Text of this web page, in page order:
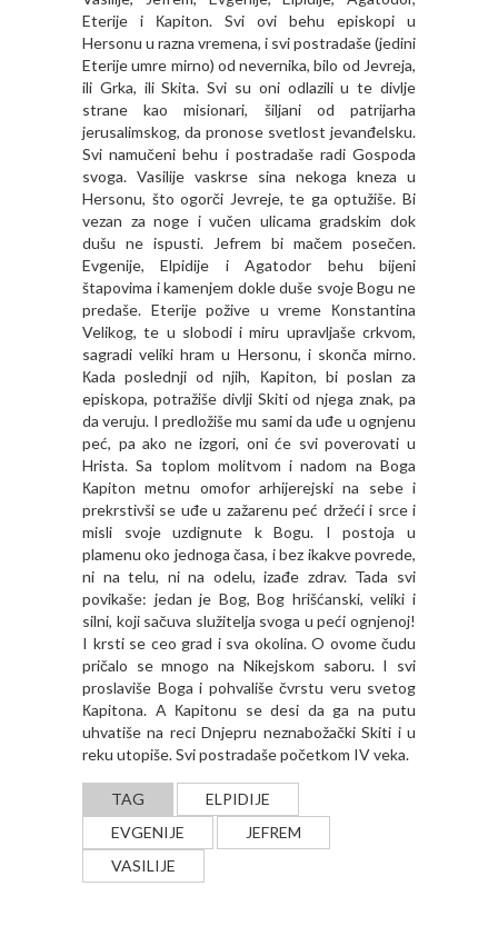
Eterije i Кapiton. Svi ovi behu episkopi u
Hersonu u razna vremena, i svi postradaše (jedini
Eterije umre mirno) od nevernika, bilo od Jevreja,
ili Grka, ili Skita. Svi su oni odlazili u te divlje
strane kao misionari, šiljani od patrijarha
jerusalimskog, da pronose svetlost jevanđelsku.
Svi namučeni behu i postradaše radi Gospoda
svoga. Vasilije vaskrse sina nekoga kneza u
Hersonu, što ogorči Jevreje, te ga optužiše. Bi
vezan za noge i vučen ulicama gradskim dok
dušu ne ispusti. Jefrem bi mačem posečen.
Evgenije, Elpidije i Agatodor behu bijeni
štapovima i kamenjem dokle duše svoje Bogu ne
predaše. Eterije požive u vreme Кonstantina
Velikog, te u slobodi i miru upravljaše crkvom,
sagradi veliki hram u Hersonu, i skonča mirno.
Кada poslednji od njih, Кapiton, bi poslan za
episkopa, potražiše divlji Skiti od njega znak, pa
da veruju. I predložiše mu sami da uđe u ognjenu
peć, pa ako ne izgori, oni će svi poverovati u
Hrista. Sa toplom molitvom i nadom na Boga
Кapiton metnu omofor arhijerejski na sebe i
prekrstivši se uđe u zažarenu peć držeći i srce i
misli svoje uzdignute k Bogu. I postoja u
plamenu oko jednoga časa, i bez ikakve povrede,
ni na telu, ni na odelu, izađe zdrav. Tada svi
povikaše: jedan je Bog, Bog hrišćanski, veliki i
silni, koji sačuva služitelja svoga u peći ognjenoj!
I krsti se ceo grad i sva okolina. O ovome čudu
pričalo se mnogo na Nikejskom saboru. I svi
proslaviše Boga i pohvališe čvrstu veru svetog
Кapitona. A Кapitonu se desi da ga na putu
uhvatiše na reci Dnjepru neznabožački Skiti i u
reku utopiše. Svi postradaše početkom IV veka.
TAG
ELPIDIJE
EVGENIJE
JEFREM
VASILIJE